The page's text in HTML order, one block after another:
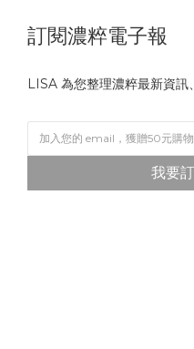
訂閱濃粹電子報
LISA 為您整理濃粹最新資
我要